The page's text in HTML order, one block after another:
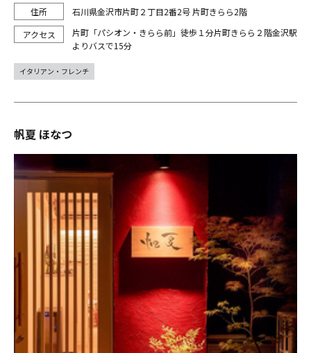
石川県金沢市片町２丁目2番2号 片町きらら2階
片町「パシオン・きらら前」徒歩１分片町きらら２階金沢駅
よりバスで15分
イタリアン・フレンチ
帆夏 ほなつ